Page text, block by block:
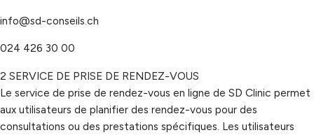
info@sd-conseils.ch
024 426 30 00
2 SERVICE DE PRISE DE RENDEZ-VOUS
Le service de prise de rendez-vous en ligne de SD Clinic permet
aux utilisateurs de planifier des rendez-vous pour des
consultations ou des prestations spécifiques. Les utilisateurs